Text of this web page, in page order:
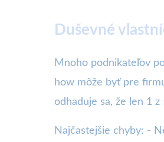
Duševné
Mnoho podnikateľov
how môže byť pre
odhaduje sa, že len 1
Najčastejšie chyby: -